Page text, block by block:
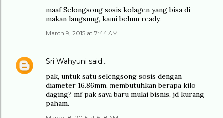
maaf Selongsong sosis kolagen yang bisa di
makan langsung, kami belum ready.
March 9, 2015 at 7:44 AM
Sri Wahyuni said…
pak, untuk satu selongsong sosis dengan
diameter 16.86mm, membutuhkan berapa kilo
daging? mf pak saya baru mulai bisnis, jd kurang
paham.